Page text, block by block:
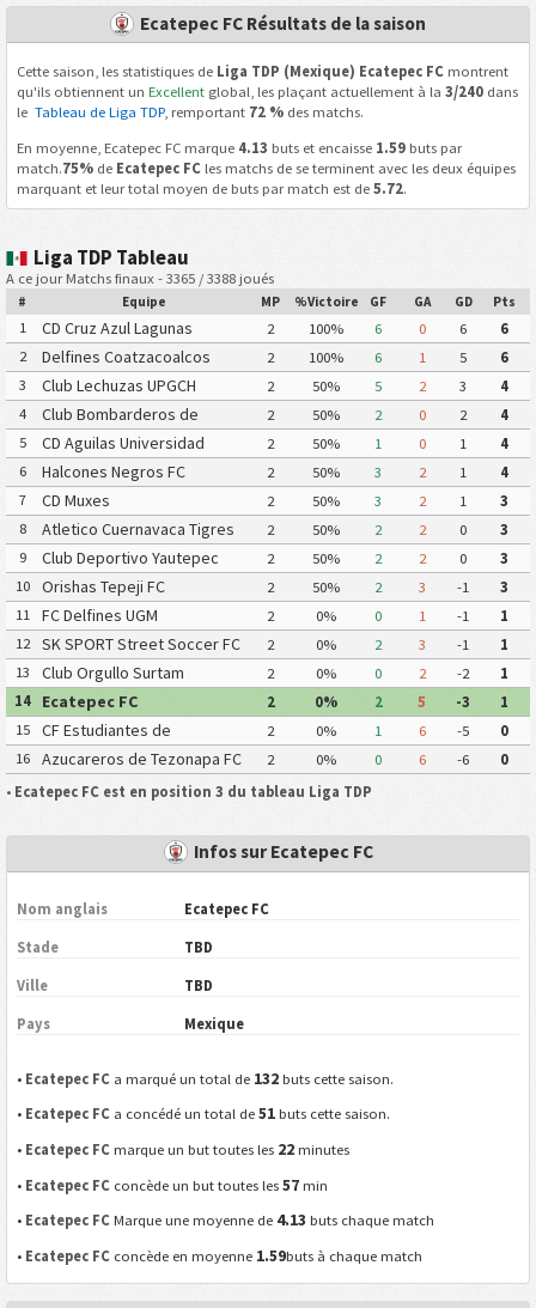
Ecatepec FC Résultats de la saison
Cette saison, les statistiques de Liga TDP (Mexique) Ecatepec FCmontrent
qu'ils obtiennent un Excellentglobal, les plaçant actuellement à la 3/240dans
le Tableau de Liga TDP, remportant 72 %des matchs.
En moyenne, Ecatepec FC marque 4.13 buts et encaisse 1.59buts par
match.75%de Ecatepec FCles matchs de se terminent avec les deux équipes
marquant et leur total moyen de buts par match est de 5.72.
Liga TDP Tableau
A ce jour Matchs finaux - 3365 / 3388 joués
# Equipe MP %Victoire GF GA GD Pts
1 CD Cruz Azul Lagunas 2 100% 6 0 6
6
2
Delfines Coatzacoalcos 2 100% 6 1 5
6
3
Club Lechuzas UPGCH 2 50% 5 2 3
4
4
Club Bombarderos de
Tecamac
2 50% 2 0 2
4
5
CD Aguilas Universidad
Autonoma de Guerrero
2 50% 1 0 1
4
6
Halcones Negros FC 2 50% 3 2 1
4
7
CD Muxes 2 50% 3 2 1
3
8
Atletico Cuernavaca Tigres
Yautepec
2 50% 2 2 0
3
9
Club Deportivo Yautepec 2 50% 2 2 0
3
10
Orishas Tepeji FC 2 50% 2 3 -1
3
11
FC Delfines UGM 2 0% 0 1 -1
1
12
SK SPORT Street Soccer FC 2 0% 2 3 -1
1
13
Club Orgullo Surtam 2 0% 0 2 -2
1
14
Ecatepec FC 2 0% 2 5 -3
1
15
CF Estudiantes de
Atlacomulco
2 0% 1 6 -5
0
16
Azucareros de Tezonapa FC 2 0% 0 6 -6
0
• Ecatepec FC est en position 3 du tableau Liga TDP
Infos sur Ecatepec FC
Nom anglais Ecatepec FC
Stade TBD
Ville TBD
Pays Mexique
• Ecatepec FC a marqué un total de 132 buts cette saison.
• Ecatepec FC a concédé un total de51 buts cette saison.
• Ecatepec FC marque un but toutes les 22 minutes
• Ecatepec FC concède un but toutes les57 min
• Ecatepec FC Marque une moyenne de 4.13 buts chaque match
• Ecatepec FC concède en moyenne 1.59buts à chaque match